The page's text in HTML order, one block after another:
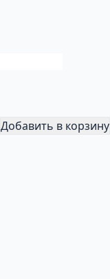
Добавить в корзину